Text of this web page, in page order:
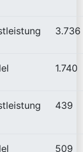
3.736
1.740
439
509